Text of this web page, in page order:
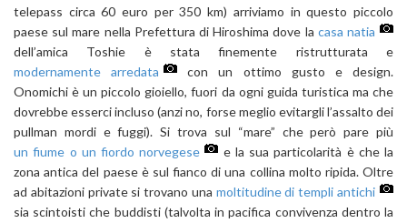
telepass circa 60 euro per 350 km) arriviamo in questo piccolo
paese sul mare nella Prefettura di Hiroshima dove la casa natia
dell’amica Toshie è stata finemente ristrutturata e
modernamente arredata
con un ottimo gusto e design.
Onomichi è un piccolo gioiello, fuori da ogni guida turistica ma che
dovrebbe esserci incluso (anzi no, forse meglio evitargli l’assalto dei
pullman mordi e fuggi). Si trova sul “mare” che però pare più
un fiume o un fiordo norvegese
e la sua particolarità è che la
zona antica del paese è sul fianco di una collina molto ripida. Oltre
ad abitazioni private si trovano una moltitudine di templi antichi
sia scintoisti che buddisti (talvolta in pacifica convivenza dentro la